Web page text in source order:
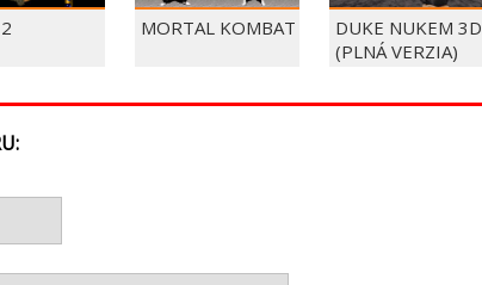
MORTAL KOMBAT
DUKE NUKEM 3D
(PLNÁ VERZIA)